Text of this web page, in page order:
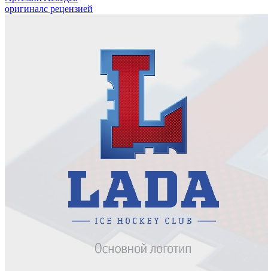
оригиналс рецензией